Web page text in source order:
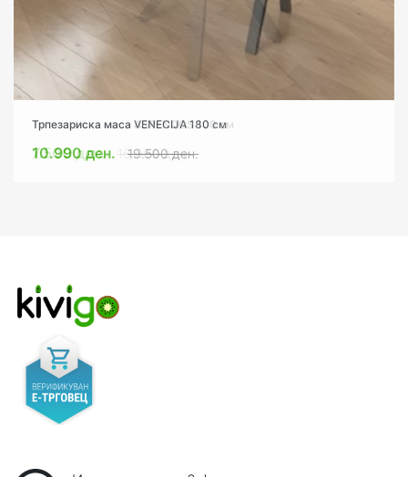
Трпезариска маса ASPENDOS 100 см
7.500 ден. 16.000 ден.
Трпезариска маса VENECIJA 180 см
10.990 ден. 19.500 ден.